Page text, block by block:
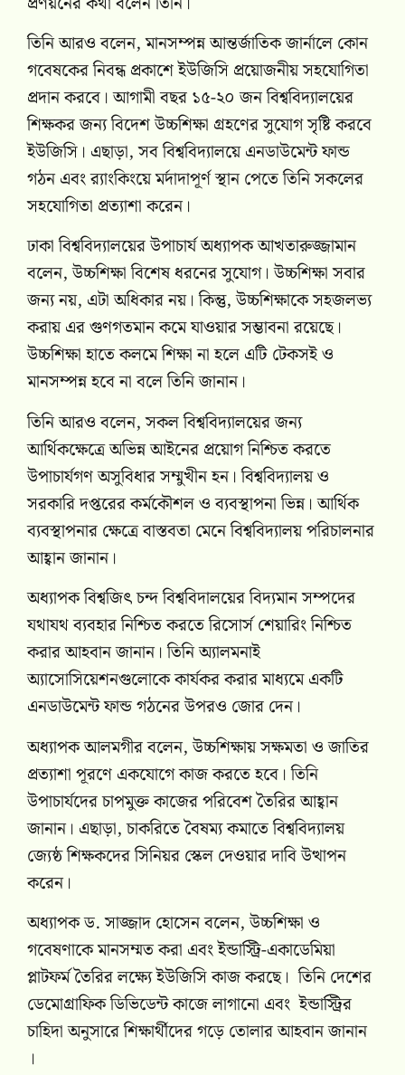
তিনি আরও বলেন, মানসম্পন্ন আন্তর্জাতিক জার্নালে কোন
গবেষকের নিবন্ধ প্রকাশে ইউজিসি প্রয়োজনীয় সহযোগিতা
প্রদান করবে। আগামী বছর ১৫-২০ জন বিশ্ববিদ্যালয়ের
শিক্ষকর জন্য বিদেশ উচ্চশিক্ষা গ্রহণের সুযোগ সৃষ্টি করবে
ইউজিসি। এছাড়া, সব বিশ্ববিদ্যালয়ে এনডাউমেন্ট ফান্ড
গঠন এবং র‌্যাংকিংয়ে মর্দাদাপূর্ণ স্থান পেতে তিনি সকলের
সহযোগিতা প্রত্যাশা করেন।
ঢাকা বিশ্ববিদ্যালয়ের উপাচার্য অধ্যাপক আখতারুজ্জামান
বলেন, উচ্চশিক্ষা বিশেষ ধরনের সুযোগ। উচ্চশিক্ষা সবার
জন্য নয়, এটা অধিকার নয়। কিন্তু, উচ্চশিক্ষাকে সহজলভ্য
করায় এর গুণগতমান কমে যাওয়ার সম্ভাবনা রয়েছে।
উচ্চশিক্ষা হাতে কলমে শিক্ষা না হলে এটি টেকসই ও
মানসম্পন্ন হবে না বলে তিনি জানান।
তিনি আরও বলেন, সকল বিশ্ববিদ্যালয়ের জন্য
আর্থিকক্ষেত্রে অভিন্ন আইনের প্রয়োগ নিশ্চিত করতে
উপাচার্যগণ অসুবিধার সম্মুখীন হন। বিশ্ববিদ্যালয় ও
সরকারি দপ্তরের কর্মকৌশল ও ব্যবস্থাপনা ভিন্ন। আর্থিক
ব্যবস্থাপনার ক্ষেত্রে বাস্তবতা মেনে বিশ্ববিদ্যালয় পরিচালনার
আহ্বান জানান।
অধ্যাপক বিশ্বজিৎ চন্দ বিশ্ববিদালয়ের বিদ্যমান সম্পদের
যথাযথ ব্যবহার নিশ্চিত করতে রিসোর্স শেয়ারিং নিশ্চিত
করার আহবান জানান। তিনি অ্যালমনাই
অ্যাসোসিয়েশনগুলোকে কার্যকর করার মাধ্যমে একটি
এনডাউমেন্ট ফান্ড গঠনের উপরও জোর দেন।
অধ্যাপক আলমগীর বলেন, উচ্চশিক্ষায় সক্ষমতা ও জাতির
প্রত্যাশা পূরণে একযোগে কাজ করতে হবে। তিনি
উপাচার্যদের চাপমুক্ত কাজের পরিবেশ তৈরির আহ্বান
জানান। এছাড়া, চাকরিতে বৈষম্য কমাতে বিশ্ববিদ্যালয়
জ্যেষ্ঠ শিক্ষকদের সিনিয়র স্কেল দেওয়ার দাবি উত্থাপন
করেন।
অধ্যাপক ড. সাজ্জাদ হোসেন বলেন, উচ্চশিক্ষা ও
গবেষণাকে মানসম্মত করা এবং ইন্ডাস্ট্রি-একাডেমিয়া
প্লাটফর্ম তৈরির লক্ষ্যে ইউজিসি কাজ করছে। তিনি দেশের
ডেমোগ্রাফিক ডিভিডেন্ট কাজে লাগানো এবং ইন্ডাস্ট্রির
চাহিদা অনুসারে শিক্ষার্থীদের গড়ে তোলার আহবান জানান
।